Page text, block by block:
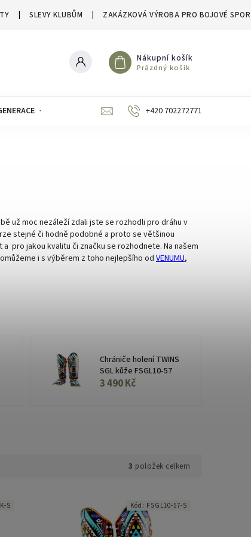
SLEVY KLUBŮM ZAKÁZKOVÁ VÝROBA PRO BOJOVÉ
Nákupní košík
Prázdný košík
SLEVY A VÝPRODEJE
+420 702272771
už moc nezáleží zdali jste se rozhodli pro dráhu v
stejné či hodně podobné a proto se většinou
pro jakou kvalitu či značku se rozhodnete. Na našem
i s výběrem z toho nejlepšího od VENUMU,
Chrániče holení TWINS
SGL kůže FSGL10-57
3 490 Kč
3 položek celkem
S Kód: FSGL10-57-S